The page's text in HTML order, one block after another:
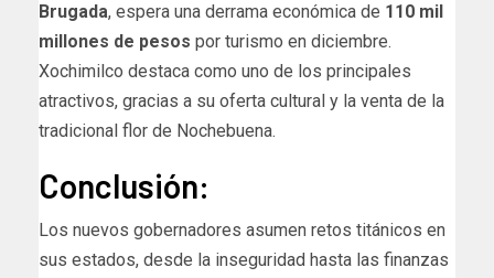
Brugada, espera una derrama económica de 110 mil
millones de pesos por turismo en diciembre.
Xochimilco destaca como uno de los principales
atractivos, gracias a su oferta cultural y la venta de la
tradicional flor de Nochebuena.
Conclusión:
Los nuevos gobernadores asumen retos titánicos en
sus estados, desde la inseguridad hasta las finanzas